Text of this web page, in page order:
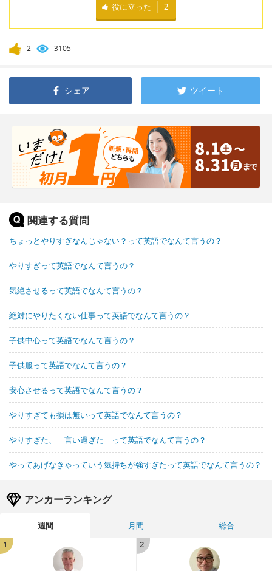
役に立った 2
2 3105
シェア ツイート
関連する質問
ちょっとやりすぎなんじゃない？って英語でなんて言うの？
やりすぎって英語でなんて言うの？
気絶させるって英語でなんて言うの？
絶対にやりたくない仕事って英語でなんて言うの？
子供中心って英語でなんて言うの？
子供服って英語でなんて言うの？
安心させるって英語でなんて言うの？
やりすぎても損は無いって英語でなんて言うの？
やりすぎた、 言い過ぎた って英語でなんて言うの？
やってあげなきゃっていう気持ちが強すぎたって英語でなんて言うの？
アンカーランキング
週間 月間
総合
1
2